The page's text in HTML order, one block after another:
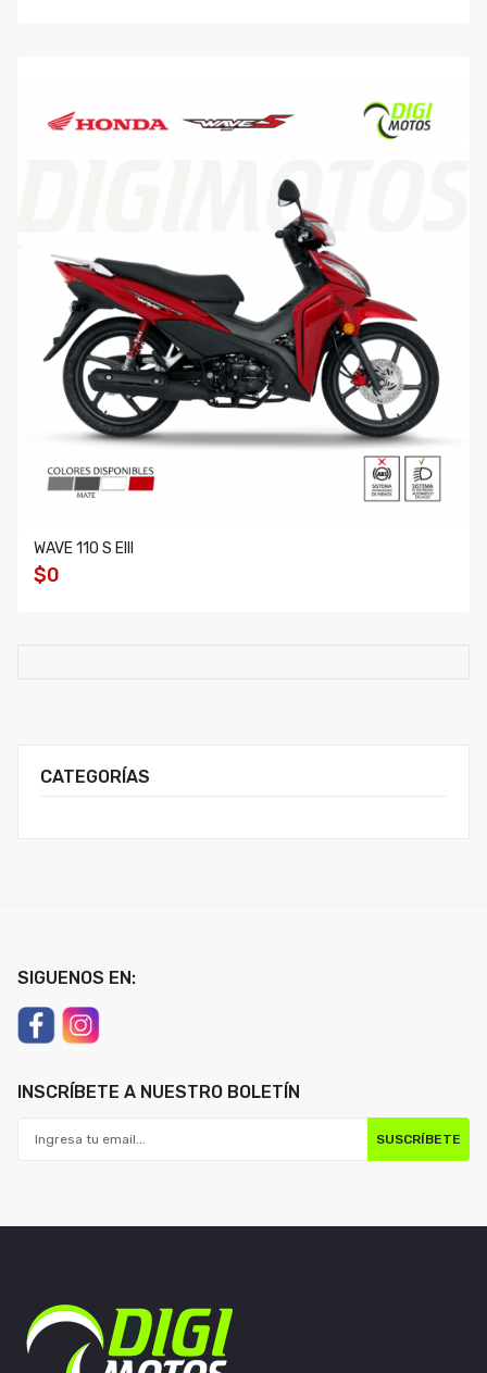
CATEGORÍAS
WAVE 110 S EIII
$0
SIGUENOS EN:
INSCRÍBETE A NUESTRO BOLETÍN
SUSCRÍBETE